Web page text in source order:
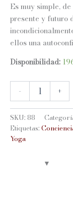
Es muy simple,
presente y futuro
ellos una
Disponibilidad:
-
niños
cantidad
+
SKU: 88
Etiquetas:
Yoga